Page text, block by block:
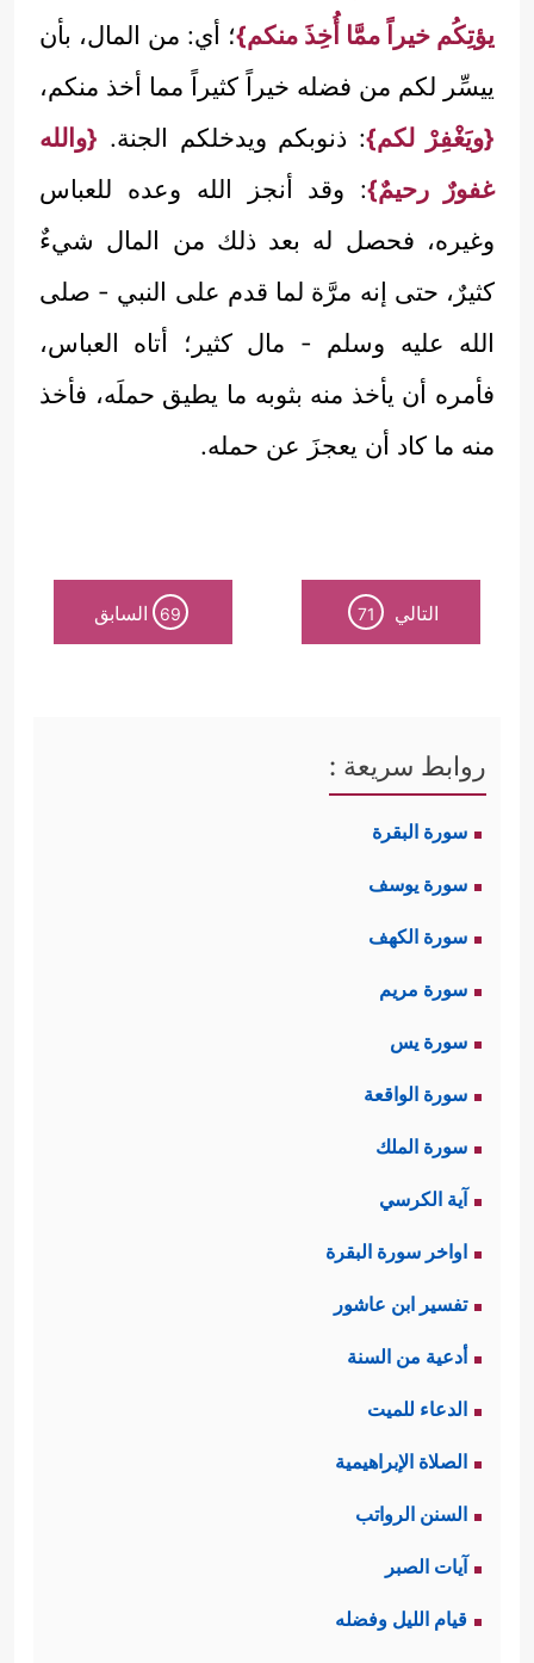
يؤتِكُم خيراً ممَّا أُخِذَ منكم}؛ أي: من المال، بأن
ييسِّر لكم من فضله خيراً كثيراً مما أخذ منكم،
{ويَغْفِرْ لكم}: ذنوبكم ويدخلكم الجنة. {والله
غفورٌ رحيمٌ}: وقد أنجز الله وعده للعباس
وغيره، فحصل له بعد ذلك من المال شيءٌ
كثيرٌ، حتى إنه مرَّة لما قدم على النبي - صلى
الله عليه وسلم - مال كثير؛ أتاه العباس،
فأمره أن يأخذ منه بثوبه ما يطيق حملَه، فأخذ
منه ما كاد أن يعجزَ عن حمله.
التالي 71
69 السابق
روابط سريعة :
سورة البقرة
سورة يوسف
سورة الكهف
سورة مريم
سورة يس
سورة الواقعة
سورة الملك
آية الكرسي
اواخر سورة البقرة
تفسير ابن عاشور
أدعية من السنة
الدعاء للميت
الصلاة الإبراهيمية
السنن الرواتب
آيات الصبر
قيام الليل وفضله